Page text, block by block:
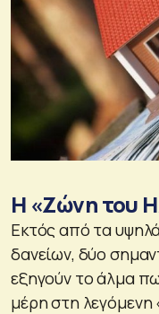
Η «Ζώνη του
Εκτός από τα
δανείων, δύο
εξηγούν το άλμα
μέρη στη λεγόμενη